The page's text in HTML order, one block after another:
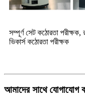
সম্পূর্ণ সেট কঠোরতা
ভিকার্স কঠোরতা পরীক্ষক
আমাদের সাথে যোগাযোগ